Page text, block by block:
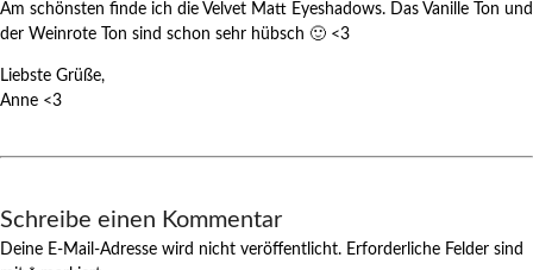
Am schönsten finde ich die Velvet Matt Eyeshadows. Das Vanille Ton und
der Weinrote Ton sind schon sehr hübsch 🙂 <3
Liebste Grüße,
Anne <3
Schreibe einen Kommentar
Deine E-Mail-Adresse wird nicht veröffentlicht. Erforderliche Felder sind